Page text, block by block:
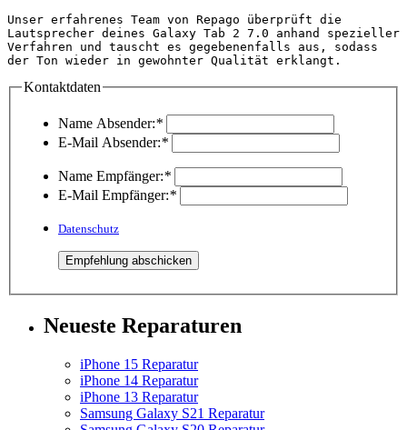
Unser erfahrenes Team von Repago überprüft die
Lautsprecher deines Galaxy Tab 2 7.0 anhand spezieller
Verfahren und tauscht es gegebenenfalls aus, sodass
Kontaktdaten
Name Absender:*
E-Mail Absender:*
Name Empfänger:*
E-Mail Empfänger:*
Datenschutz
Neueste Reparaturen
iPhone 15 Reparatur
iPhone 14 Reparatur
iPhone 13 Reparatur
Samsung Galaxy S21 Reparatur